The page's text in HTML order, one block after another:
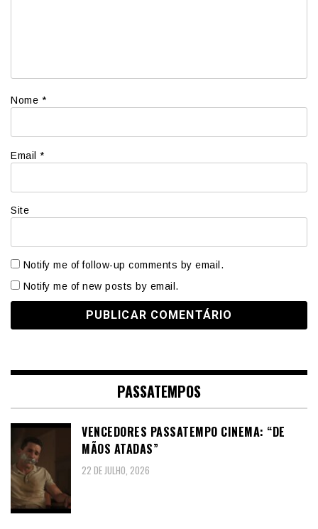
Nome *
Email *
Site
Notify me of follow-up comments by email.
Notify me of new posts by email.
PASSATEMPOS
VENCEDORES PASSATEMPO CINEMA: “DE
MÃOS ATADAS”
22 DE JULHO, 2026